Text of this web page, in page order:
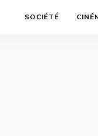
SOCIÉTÉ